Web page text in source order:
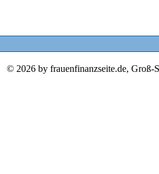
© 2026 by frauenfinanzseite.de, Groß-